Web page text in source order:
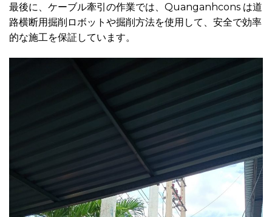
最後に、ケーブル牽引の作業では、Quanganhcons は道
路横断用掘削ロボットや掘削方法を使用して、安全で効率
的な施工を保証しています。